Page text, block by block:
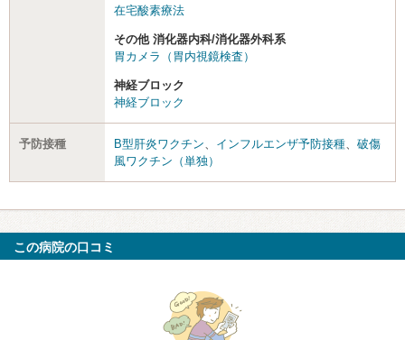
在宅酸素療法
その他 消化器内科/消化器外科系
胃カメラ（胃内視鏡検査）
神経ブロック
神経ブロック
予防接種 B型肝炎ワクチン、 インフルエンザ予防接種、 破傷
風ワクチン（単独）
この病院の口コミ